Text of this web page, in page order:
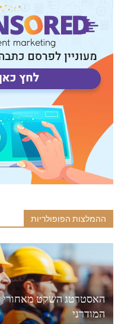
ההמלצות הפופולריות
האסטרטג השקט מאחורי
המודרני